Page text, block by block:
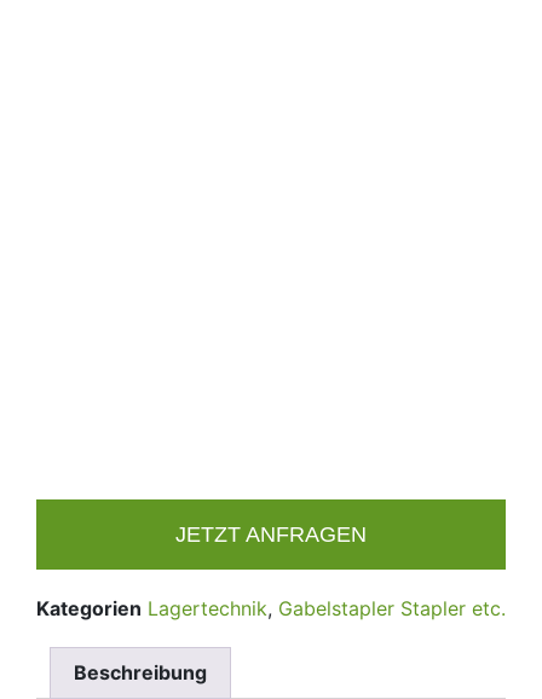
JETZT ANFRAGEN
Kategorien Lagertechnik, Gabelstapler Stapler etc.
Beschreibung